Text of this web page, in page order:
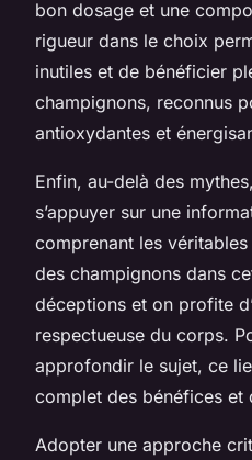
bon dosage et une
rigueur dans le choix
inutiles et de bénéficier
champignons, reconnus
antioxydantes et
Enfin, au-delà des
s’appuyer sur une
comprenant les véritables
des champignons dans
déceptions et on profite
respectueuse du corps.
approfondir le sujet, ce
complet des bénéfices et
Adopter une approche